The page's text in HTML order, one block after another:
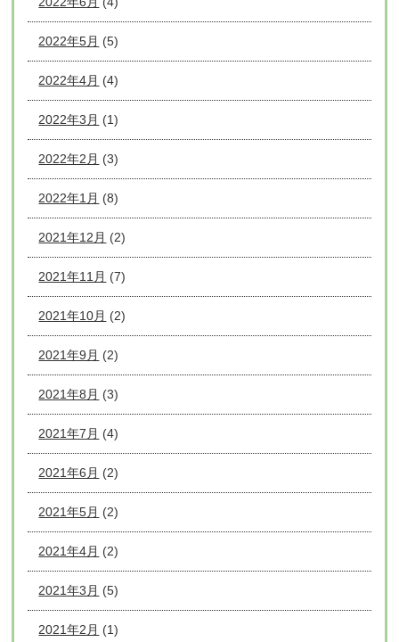
2022年5月 (5)
2022年4月 (4)
2022年3月 (1)
2022年2月 (3)
2022年1月 (8)
2021年12月 (2)
2021年11月 (7)
2021年10月 (2)
2021年9月 (2)
2021年8月 (3)
2021年7月 (4)
2021年6月 (2)
2021年5月 (2)
2021年4月 (2)
2021年3月 (5)
2021年2月 (1)